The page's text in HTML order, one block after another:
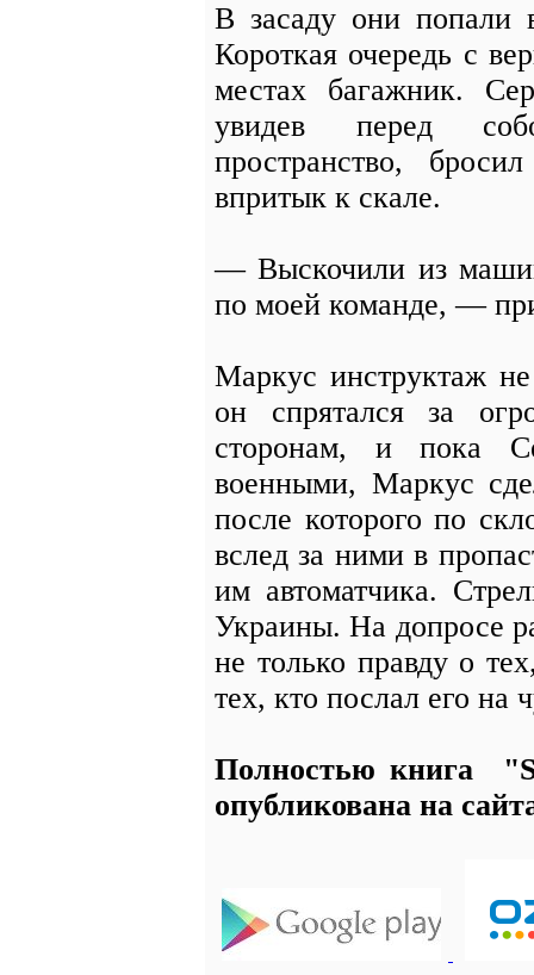
В засаду они попали
Короткая очередь с
местах багажник.
увидев перед
пространство,
впритык к скале.
— Выскочили из
по моей команде, —
Маркус инструктаж
он спрятался за
сторонам, и пока
военными, Маркус
после которого по
вслед за ними в
им автоматчика.
Украины. На допросе
не только правду о
тех, кто послал его на
Полностью книга
опубликована на